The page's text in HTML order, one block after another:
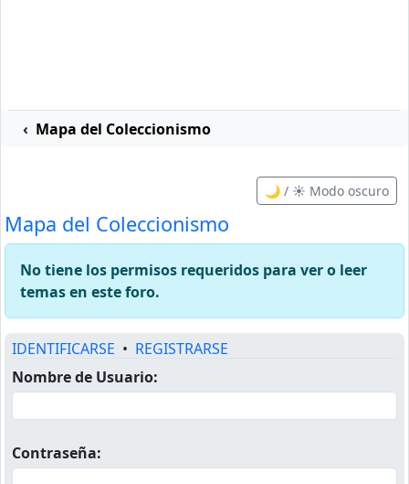
Mapa del Coleccionismo
🌙 / ☀️ Modo oscuro
Mapa del Coleccionismo
No tiene los permisos requeridos para ver o leer
temas en este foro.
IDENTIFICARSE • REGISTRARSE
Nombre de Usuario:
Contraseña: